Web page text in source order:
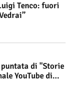
Tenco: fuori
puntata di "Storie
YouTube di